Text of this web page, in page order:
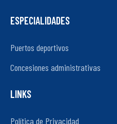
ESPECIALIDADES
Puertos deportivos
Concesiones administrativas
LINKS
Política de Privacidad